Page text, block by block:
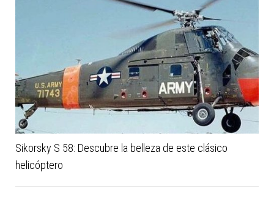
Sikorsky S 58: Descubre la belleza de este clásico
helicóptero